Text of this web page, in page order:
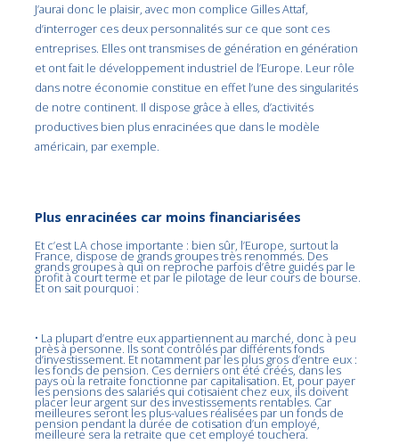
J’aurai donc le plaisir, avec mon complice Gilles Attaf,
d’interroger ces deux personnalités sur ce que sont ces
entreprises. Elles ont transmises de génération en génération
et ont fait le développement industriel de l’Europe. Leur rôle
dans notre économie constitue en effet l’une des singularités
de notre continent. Il dispose grâce à elles, d’activités
productives bien plus enracinées que dans le modèle
américain, par exemple.
Plus enracinées car moins financiarisées
Et c’est LA chose importante : bien sûr, l’Europe, surtout la
France, dispose de grands groupes très renommés. Des
grands groupes à qui on reproche parfois d’être guidés par le
profit à court terme et par le pilotage de leur cours de bourse.
Et on sait pourquoi :
• La plupart d’entre eux appartiennent au marché, donc à peu
près à personne. Ils sont contrôlés par différents fonds
d’investissement. Et notamment par les plus gros d’entre eux :
les fonds de pension. Ces derniers ont été créés, dans les
pays où la retraite fonctionne par capitalisation. Et, pour payer
les pensions des salariés qui cotisaient chez eux, ils doivent
placer leur argent sur des investissements rentables. Car
meilleures seront les plus-values réalisées par un fonds de
pension pendant la durée de cotisation d’un employé,
meilleure sera la retraite que cet employé touchera.